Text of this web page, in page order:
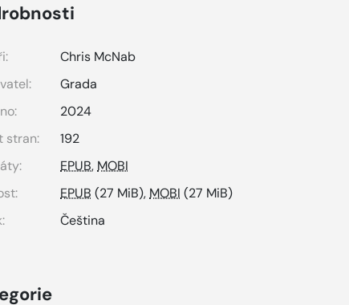
Chris McNab
Grada
2024
stran:
192
EPUB, MOBI
EPUB (27 MiB), MOBI (27 MiB)
Čeština